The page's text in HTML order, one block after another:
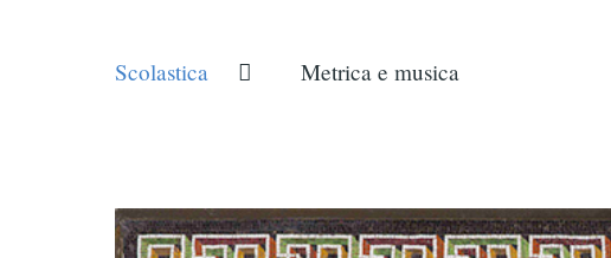
Scolastica Metrica e musica